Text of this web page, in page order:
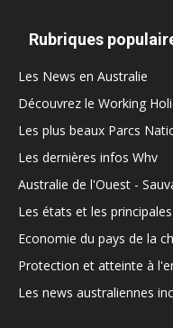
Rubriques
Les News en Australie
Découvrez le Working
Les plus beaux Parcs
Les dernières infos Whv
Australie de l'Ouest -
Les états et les
Economie du pays de la
Protection et atteinte à
Les news australiennes